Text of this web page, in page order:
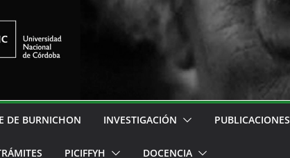
DE BURNICHON INVESTIGACIÓN PUBLICACIONES
PICIFFYH DOCENCIA